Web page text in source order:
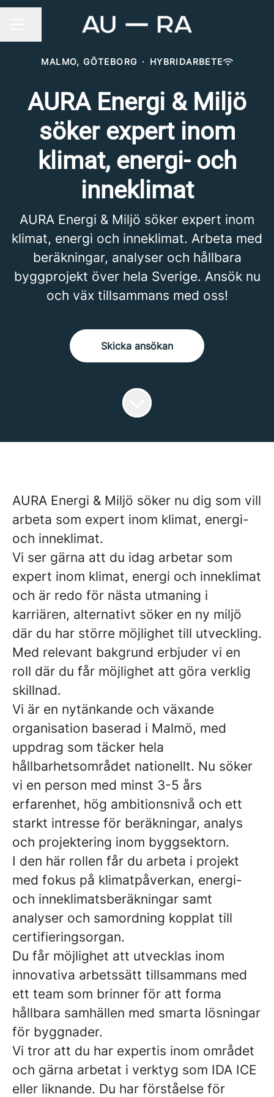
MALMO, GÖTEBORG · HYBRIDARBETE
AURA Energi & Miljö
söker expert inom
klimat, energi- och
inneklimat
AURA Energi & Miljö söker expert inom
klimat, energi och inneklimat. Arbeta med
beräkningar, analyser och hållbara
byggprojekt över hela Sverige. Ansök nu
och väx tillsammans med oss!
Skicka ansökan
AURA Energi & Miljö söker nu dig som vill
arbeta som expert inom klimat, energi-
och inneklimat.
Vi ser gärna att du idag arbetar som
expert inom klimat, energi och inneklimat
och är redo för nästa utmaning i
karriären, alternativt söker en ny miljö
där du har större möjlighet till utveckling.
Med relevant bakgrund erbjuder vi en
roll där du får möjlighet att göra verklig
skillnad.
Vi är en nytänkande och växande
organisation baserad i Malmö, med
uppdrag som täcker hela
hållbarhetsområdet nationellt. Nu söker
vi en person med minst 3-5 års
erfarenhet, hög ambitionsnivå och ett
starkt intresse för beräkningar, analys
och projektering inom byggsektorn.
I den här rollen får du arbeta i projekt
med fokus på klimatpåverkan, energi-
och inneklimatsberäkningar samt
analyser och samordning kopplat till
certifieringsorgan.
Du får möjlighet att utvecklas inom
innovativa arbetssätt tillsammans med
ett team som brinner för att forma
hållbara samhällen med smarta lösningar
för byggnader.
Vi tror att du har expertis inom området
och gärna arbetat i verktyg som IDA ICE
eller liknande. Du har förståelse för